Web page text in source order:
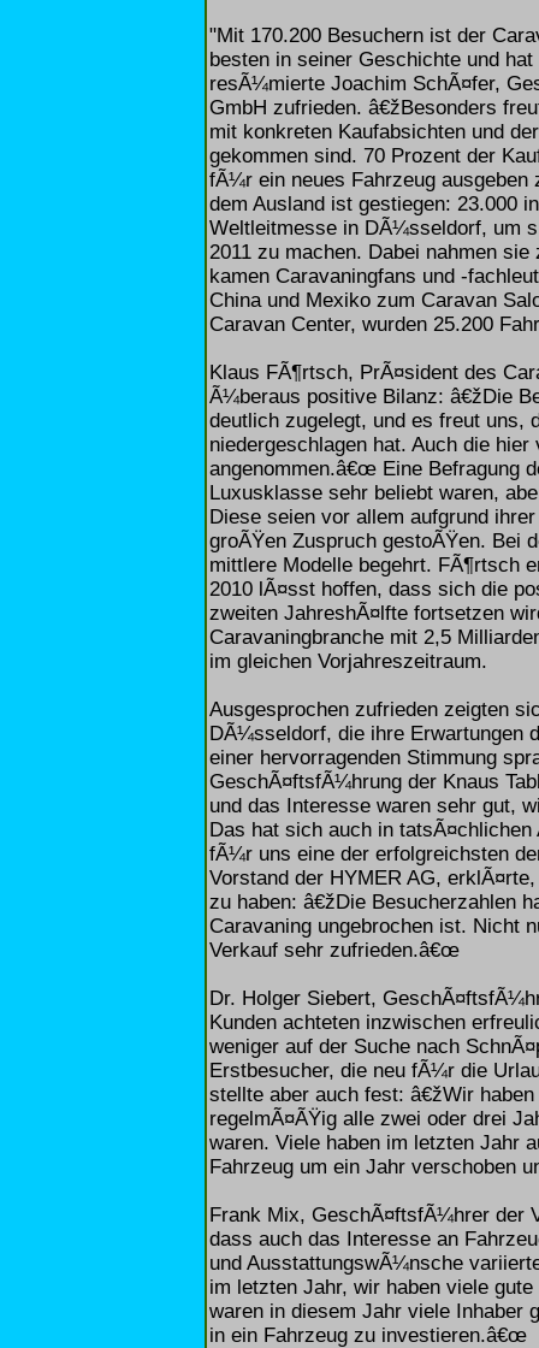
"Mit 170.200 Besuchern ist der
besten in seiner Geschichte und
resÃ¼mierte Joachim SchÃ¤fer,
GmbH zufrieden. â€žBesonders
mit konkreten Kaufabsichten und
gekommen sind. 70 Prozent der
fÃ¼r ein neues Fahrzeug
dem Ausland ist gestiegen: 23.000
Weltleitmesse in DÃ¼sseldorf, um
2011 zu machen. Dabei nahmen
kamen Caravaningfans und -
China und Mexiko zum Caravan
Caravan Center, wurden 25.200
Klaus FÃ¶rtsch, PrÃ¤sident des
Ã¼beraus positive Bilanz: â€žDie
deutlich zugelegt, und es freut uns,
niedergeschlagen hat. Auch die
angenommen.â€œ Eine Befragung
Luxusklasse sehr beliebt waren,
Diese seien vor allem aufgrund
groÃŸen Zuspruch gestoÃŸen. Bei
mittlere Modelle begehrt. FÃ¶rtsch
2010 lÃ¤sst hoffen, dass sich die
zweiten JahreshÃ¤lfte fortsetzen
Caravaningbranche mit 2,5
im gleichen Vorjahreszeitraum.
Ausgesprochen zufrieden zeigten
DÃ¼sseldorf, die ihre Erwartungen
einer hervorragenden Stimmung
GeschÃ¤ftsfÃ¼hrung der Knaus
und das Interesse waren sehr gut,
Das hat sich auch in
fÃ¼r uns eine der erfolgreichsten
Vorstand der HYMER AG,
zu haben: â€žDie Besucherzahlen
Caravaning ungebrochen ist. Nicht
Verkauf sehr zufrieden.â€œ
Dr. Holger Siebert,
Kunden achteten inzwischen
weniger auf der Suche nach
Erstbesucher, die neu fÃ¼r die
stellte aber auch fest: â€žWir
regelmÃ¤ÃŸig alle zwei oder drei
waren. Viele haben im letzten Jahr
Fahrzeug um ein Jahr verschoben
Frank Mix, GeschÃ¤ftsfÃ¼hrer der
dass auch das Interesse an
und AusstattungswÃ¼nsche
im letzten Jahr, wir haben viele
waren in diesem Jahr viele Inhaber
in ein Fahrzeug zu investieren.â€œ